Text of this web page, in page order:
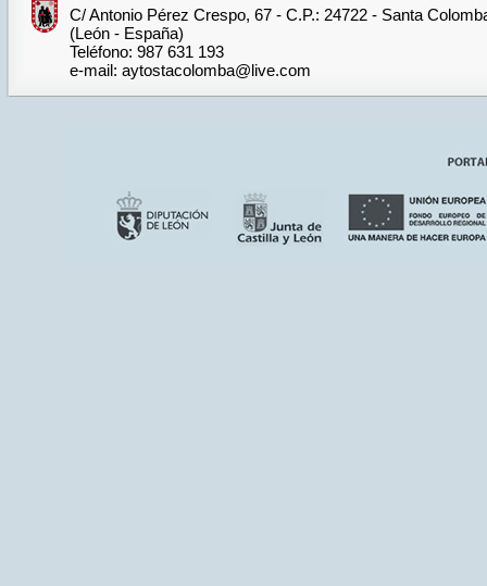
C/ Antonio Pérez Crespo, 67 - C.P.: 24722 - Santa
(León - España)
Teléfono: 987 631 193
e-mail: aytostacolomba@live.com